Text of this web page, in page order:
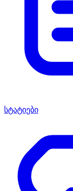
სტატიები